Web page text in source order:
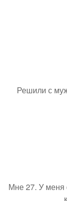
Решили с
Мне 27. У меня